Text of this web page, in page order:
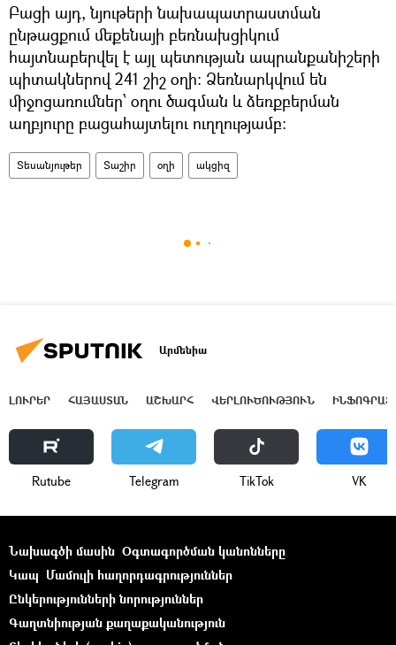
Բացի այդ, նյութերի նախապատրաստման
ընթացքում մեքենայի բեռնախցիկում
հայտնաբերվել է այլ պետության ապրանքանիշերի
պիտակներով 241 շիշ օղի։ Ձեռնարկվում են
միջոցառումներ՝ օղու ծագման և ձեռքբերման
աղբյուրը բացահայտելու ուղղությամբ։
Տեսանյութեր Տաշիր օղի ակցիզ
Արմենիա
ԼՈՒՐԵՐ ՀԱՅԱՍՏԱՆ ԱՇԽԱՐՀ ՎԵՐԼՈՒԾՈՒԹՅՈՒՆ
Rutube Telegram ТikТоk VK
Նախագծի մասին Օգտագործման կանոնները
Կապ Մամուլի հաղորդագրություններ
Ընկերությունների նորություններ
Գաղտնիության քաղաքականություն